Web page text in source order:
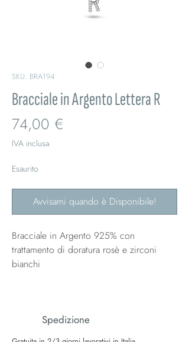
SKU: BRA194
Bracciale in Argento Lettera R
74,00 €
IVA inclusa
Esaurito
Avvisami quando è Disponibile!
Bracciale in Argento 925% con
trattamento di doratura rosè e zirconi
bianchi
Spedizione